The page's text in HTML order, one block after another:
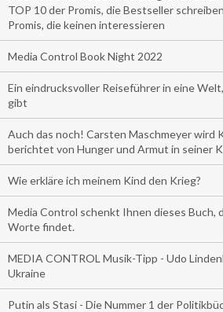
TOP 10 der Promis, die Bestseller
Promis, die keinen interessieren
Media Control Book Night 2022
Ein eindrucksvoller Reiseführer in eine
gibt
Auch das noch! Carsten Maschmeyer wird
berichtet von Hunger und Armut in seiner
Wie erkläre ich meinem Kind den Krieg?
Media Control schenkt Ihnen dieses Buch,
Worte findet.
MEDIA CONTROL Musik-Tipp - Udo
Ukraine
Putin als Stasi - Die Nummer 1 der